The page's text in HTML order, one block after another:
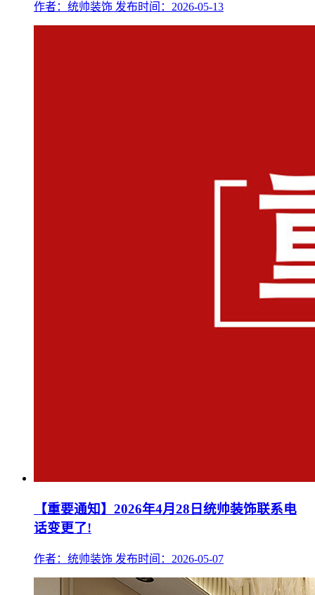
作者：统帅装饰 发布时间：2026-05-13
【重要通知】2026年4月28日统帅装饰联系电
话变更了!
作者：统帅装饰 发布时间：2026-05-07